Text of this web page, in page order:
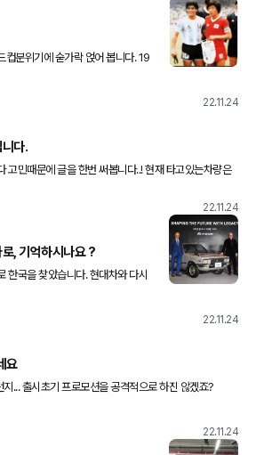
분위기에 숟가락 얹어 봅니다. 19
진출의 쾌거였죠. 지금도 아르헨
22.11.24
다.
..! 현재 타고있는차량은
다보니 정말 세단으로는 많이 힘들겠
22.11.24
, 기억하시나요 ?
한국을 찾았습니다. 현대차와 다시
하기 위한 프로젝트를 시작한다고
22.11.24
요
... 출시초기 프로모션을 공격적으로 하진 않겠죠?
22.11.24